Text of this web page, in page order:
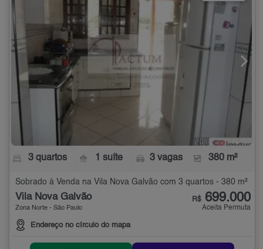
3 quartos 1 suíte 3 vagas 380 m²
Sobrado à Venda na Vila Nova Galvão com 3 quartos - 380 m²
Vila Nova Galvão
Zona Norte - São Paulo
Endereço no círculo do mapa
R$ 699.000
Aceita Permuta